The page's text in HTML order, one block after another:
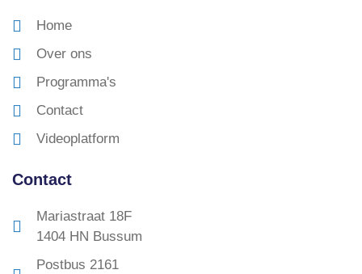
Home
Over ons
Programma's
Contact
Videoplatform
Contact
Mariastraat 18F
1404 HN Bussum
Postbus 2161